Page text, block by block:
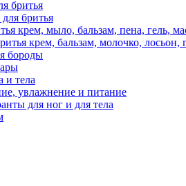
бритья
бритья
крем, мыло, бальзам, пена, гель,
крем, бальзам, молочко, лосьон,
бороды
и тела
увлажнение и питание
для ног и для тела